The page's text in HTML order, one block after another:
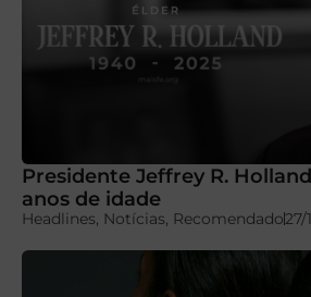
Presidente Jeffrey R.
anos de idade
Headlines Notícias Recomendado27/